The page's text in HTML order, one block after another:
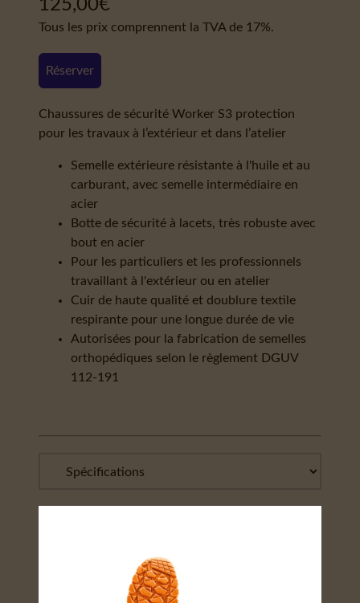
125,00€
Tous les prix comprennent la TVA de 17%.
Réserver
Chaussures de sécurité Worker S3 protection
pour les travaux à l’extérieur et dans l’atelier
Semelle extérieure résistante à l'huile et au
carburant, avec semelle intermédiaire en
acier
Botte de sécurité à lacets, très robuste avec
bout en acier
Pour les particuliers et les professionnels
travaillant à l'extérieur ou en atelier
Cuir de haute qualité et doublure textile
respirante pour une longue durée de vie
Autorisées pour la fabrication de semelles
orthopédiques selon le règlement DGUV
112-191